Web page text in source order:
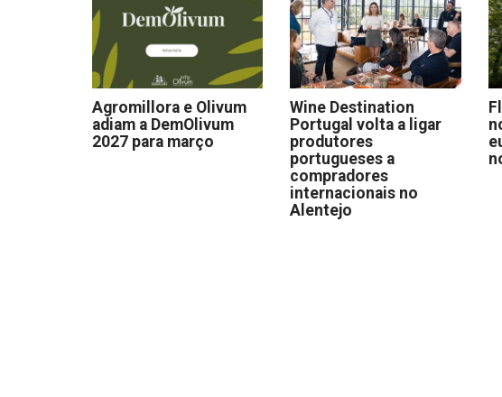
Agromillora e Olivum
adiam a DemOlivum
2027 para março
Wine Destination
Portugal volta a ligar
produtores
portugueses a
compradores
internacionais no
Alentejo